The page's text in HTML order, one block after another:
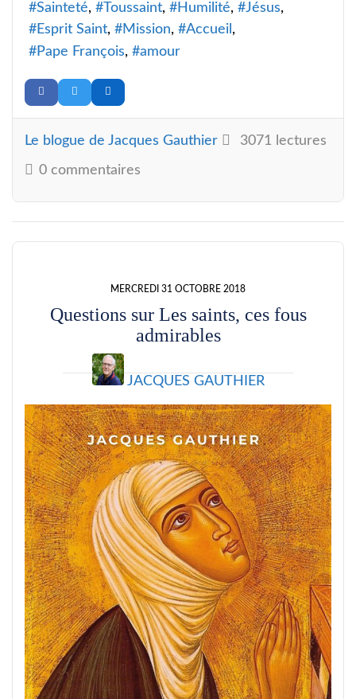
Sainteté
Toussaint Humilité
Jésus
Esprit Saint
Mission
Accueil
Pape François
amour
Le blogue de Jacques Gauthier 3071 lectures
0 commentaires
MERCREDI 31 OCTOBRE 2018
Questions sur Les saints, ces fous
admirables
JACQUES GAUTHIER